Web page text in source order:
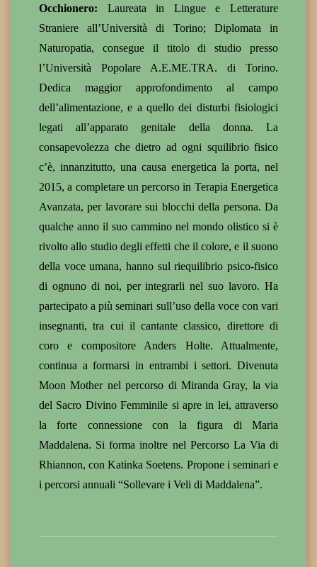
Occhionero: Laureata in Lingue e Letterature
Straniere all’Università di Torino; Diplomata in
Naturopatia, consegue il titolo di studio presso
l’Università Popolare A.E.ME.TRA. di Torino.
Dedica maggior approfondimento al campo
dell’alimentazione, e a quello dei disturbi fisiologici
legati all’apparato genitale della donna. La
consapevolezza che dietro ad ogni squilibrio fisico
c’è, innanzitutto, una causa energetica la porta, nel
2015, a completare un percorso in Terapia Energetica
Avanzata, per lavorare sui blocchi della persona. Da
qualche anno il suo cammino nel mondo olistico si è
rivolto allo studio degli effetti che il colore, e il suono
della voce umana, hanno sul riequilibrio psico-fisico
di ognuno di noi, per integrarli nel suo lavoro. Ha
partecipato a più seminari sull’uso della voce con vari
insegnanti, tra cui il cantante classico, direttore di
coro e compositore Anders Holte. Attualmente,
continua a formarsi in entrambi i settori. Divenuta
Moon Mother nel percorso di Miranda Gray, la via
del Sacro Divino Femminile si apre in lei, attraverso
la forte connessione con la figura di Maria
Maddalena. Si forma inoltre nel Percorso La Via di
Rhiannon, con Katinka Soetens. Propone i seminari e
i percorsi annuali “Sollevare i Veli di Maddalena”.